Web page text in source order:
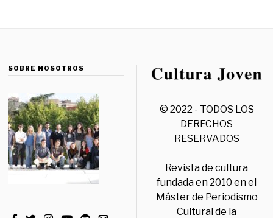
SOBRE NOSOTROS
© 2022 - TODOS LOS
DERECHOS
RESERVADOS
Revista de cultura
fundada en 2010 en el
Máster de Periodismo
Cultural de la